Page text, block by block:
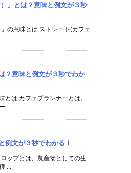
」とは？意味と例文が３秒
の意味とは ストレート(カフェ
？意味と例文が３秒でわか
とは カフェプランナーとは、
...
例文が３秒でわかる！
ップとは、農産物としての生
...